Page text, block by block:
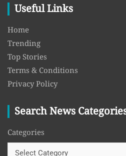
Useful Links
Home
Trending
Top Stories
Terms & Conditions
Privacy Policy
Search News
Categories